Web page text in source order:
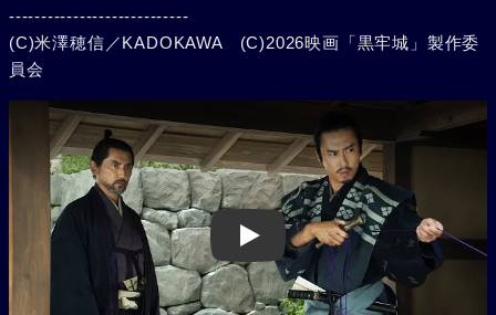
----------------------------
(C)米澤穂信／KADOKAWA (C)2026映画「黒牢城」製作委
員会
Play